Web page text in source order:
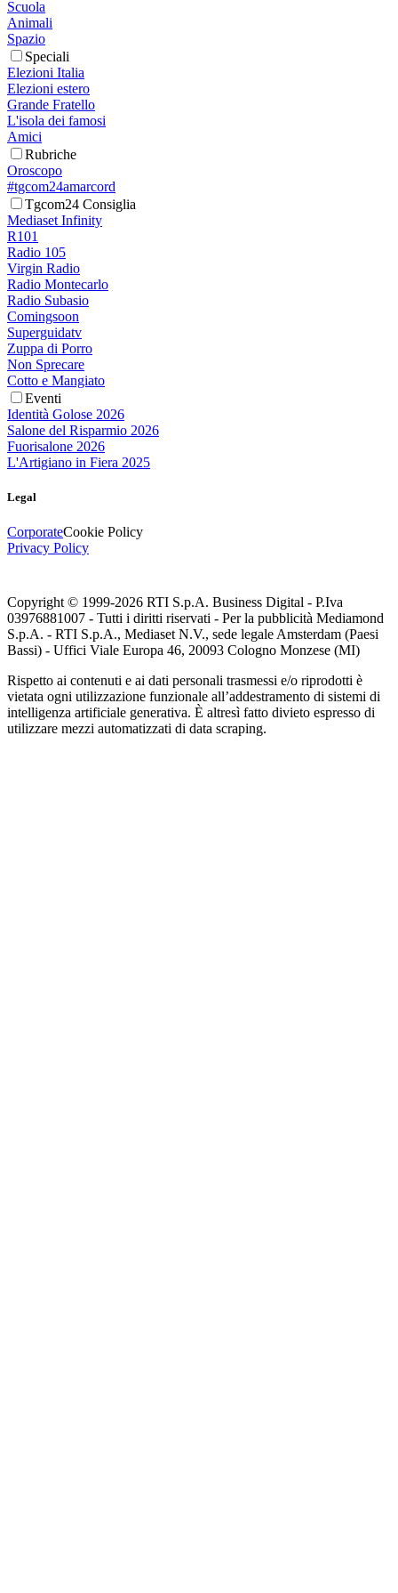
Scuola
Animali
Spazio
Speciali
Elezioni Italia
Elezioni estero
Grande Fratello
L'isola dei famosi
Amici
Rubriche
Oroscopo
#tgcom24amarcord
Tgcom24 Consiglia
Mediaset Infinity
R101
Radio 105
Virgin Radio
Radio Montecarlo
Radio Subasio
Comingsoon
Superguidatv
Zuppa di Porro
Non Sprecare
Cotto e Mangiato
Eventi
Identità Golose 2026
Salone del Risparmio 2026
Fuorisalone 2026
L'Artigiano in Fiera 2025
Legal
CorporateCookie Policy
Privacy Policy
Copyright © 1999-2026 RTI S.p.A. Business Digital - P.Iva
03976881007 - Tutti i diritti riservati - Per la pubblicità Mediamond
S.p.A. - RTI S.p.A., Mediaset N.V., sede legale Amsterdam (Paesi
Bassi) - Uffici Viale Europa 46, 20093 Cologno Monzese (MI)
Rispetto ai contenuti e ai dati personali trasmessi e/o riprodotti è
vietata ogni utilizzazione funzionale all’addestramento di sistemi di
intelligenza artificiale generativa. È altresì fatto divieto espresso di
utilizzare mezzi automatizzati di data scraping.